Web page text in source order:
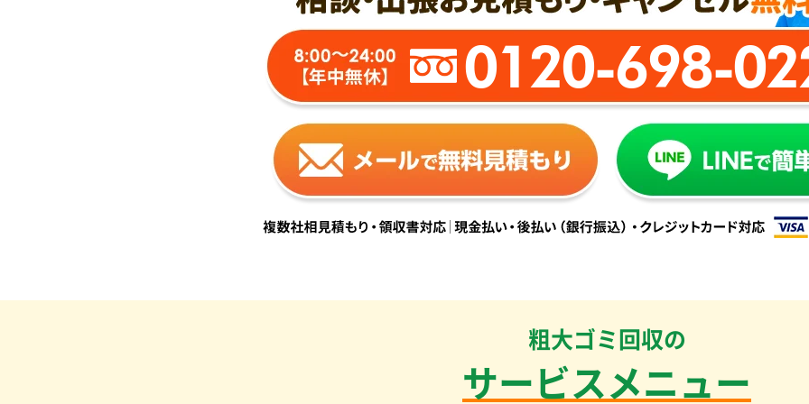
0120-698-
粗大ゴミ回収の
サービスメニュー